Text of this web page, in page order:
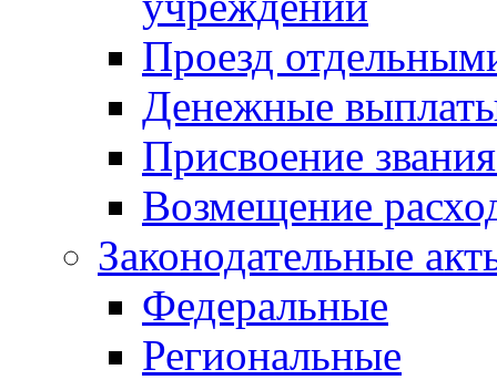
Проезд
Денежные
Присвоение
Возмещение
Законодательные
Федеральные
Региональные